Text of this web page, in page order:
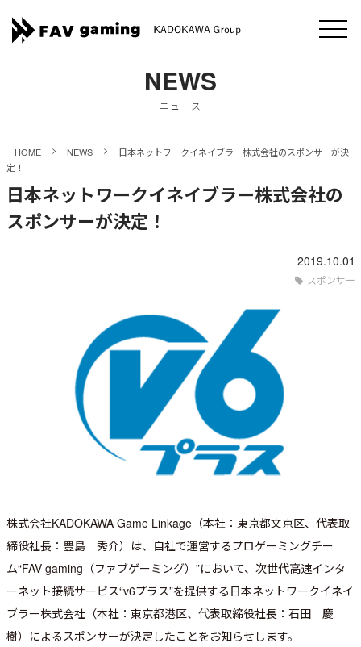
NEWS
ニュース
HOME > NEWS >
日本ネットワークイネイブラー株式会社のスポンサーが決
定！
日本ネットワークイネイブラー株式会社の
スポンサーが決定！
2019.10.01
スポンサー
株式会社KADOKAWA Game Linkage（本社：東京都文京区、代表取
締役社長：豊島 秀介）は、自社で運営するプロゲーミングチー
ム“FAV gaming（ファブゲーミング）”において、次世代高速インタ
ーネット接続サービス“v6プラス”を提供する日本ネットワークイネイ
ブラー株式会社（本社：東京都港区、代表取締役社長：石田 慶
樹）によるスポンサーが決定したことをお知らせします。